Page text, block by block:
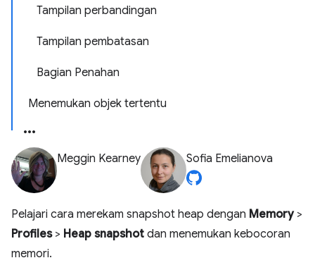
Tampilan perbandingan
Tampilan pembatasan
Bagian Penahan
Menemukan objek tertentu
Meggin Kearney Sofia Emelianova
Pelajari cara merekam snapshot heap dengan Memory>
Profiles> Heap snapshot dan menemukan kebocoran
memori.